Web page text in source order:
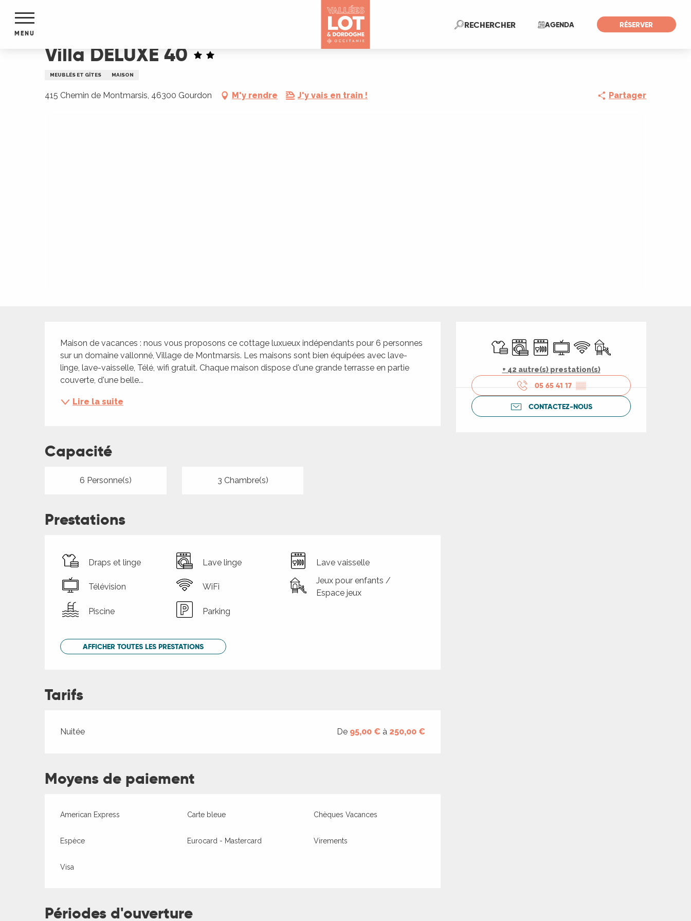
contenu
AGENDA RÉSERVER
RECHERCHERRecherche
MENU
Villa DELUXE 40
MEUBLÉS ET GÎTES MAISON
415 Chemin de Montmarsis, 46300 Gourdon M'y rendre J'y vais en train ! Partager
Ouverture et
Draps et linge
Lave lingeLave vaisselle
Télévision
WiFi Jeux pour enfants /
+ 42 autre(s) prestation(s)
05 65 41 17 ▒▒
CONTACTEZ-NOUS
Description
Maison de vacances : nous vous proposons ce cottage luxueux indépendants pour 6 personnes
sur un domaine vallonné, Village de Montmarsis. Les maisons sont bien équipées avec lave-
linge, lave-vaisselle, Télé, wifi gratuit. Chaque maison dispose d'une grande terrasse en partie
couverte, d'une belle...
Lire la suite
Capacité
6 Personne(s) 3 Chambre(s)
Prestations
Draps et linge Lave linge Lave vaisselle
Télévision WiFi
Jeux pour enfants /
Espace jeux
Piscine
Parking
AFFICHER TOUTES LES PRESTATIONS
Tarifs
Tarifs 2026
Nuitée De 95,00 € à 250,00 €
Moyens de paiement
American Express Carte bleue Chèques Vacances
Espèce Eurocard - Mastercard Virements
Visa
Périodes d'ouverture